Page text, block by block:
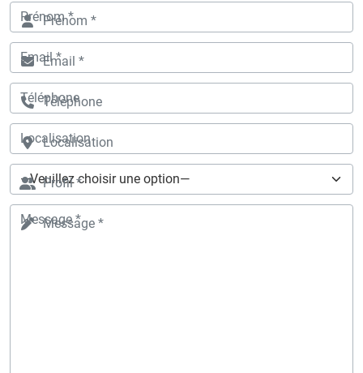
Prénom *
Email *
Téléphone
Localisation
Profil *
Message *